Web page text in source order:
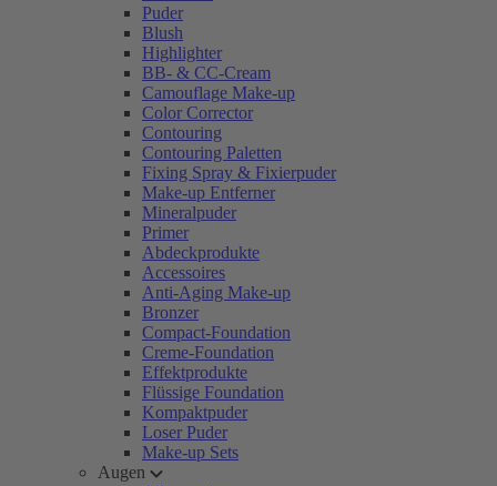
Puder
Blush
Highlighter
BB- & CC-Cream
Camouflage Make-up
Color Corrector
Contouring
Contouring Paletten
Fixing Spray & Fixierpuder
Make-up Entferner
Mineralpuder
Primer
Abdeckprodukte
Accessoires
Anti-Aging Make-up
Bronzer
Compact-Foundation
Creme-Foundation
Effektprodukte
Flüssige Foundation
Kompaktpuder
Loser Puder
Make-up Sets
Augen